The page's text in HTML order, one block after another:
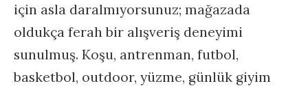
için asla daralmıyorsunuz; mağazada
oldukça ferah bir alışveriş deneyimi
sunulmuş. Koşu, antrenman, futbol,
basketbol, outdoor, yüzme, günlük giyim